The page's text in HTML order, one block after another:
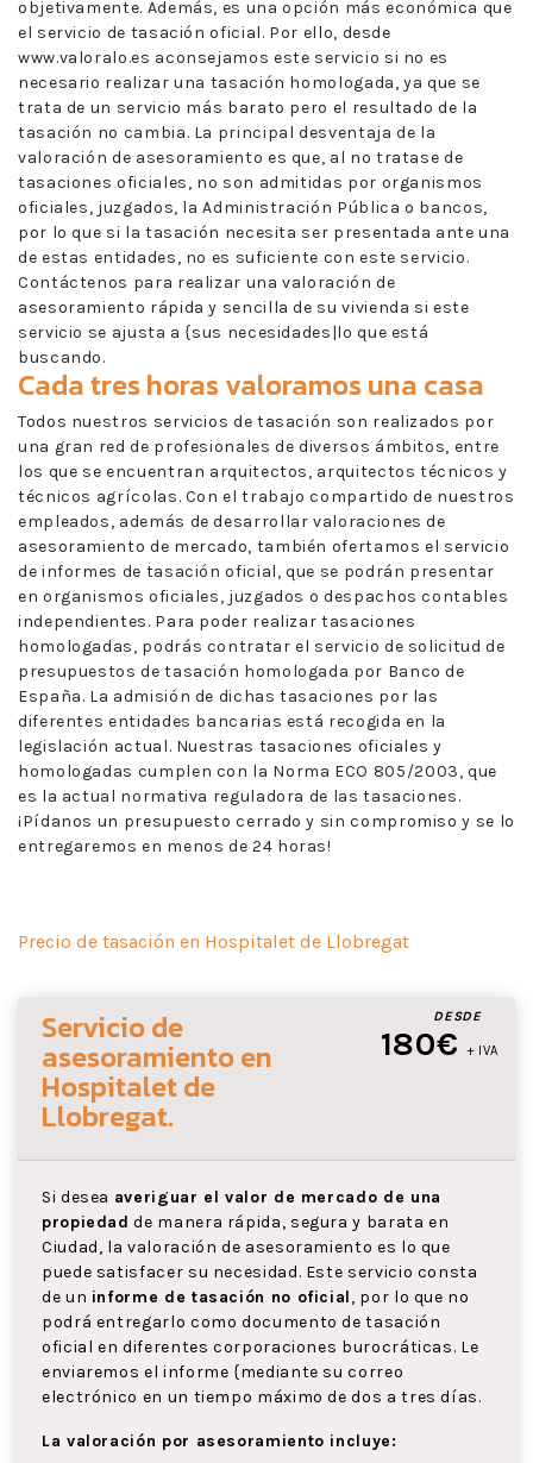
objetivamente. Además, es una opción más económica que
el servicio de tasación oficial. Por ello, desde
www.valoralo.es aconsejamos este servicio si no es
necesario realizar una tasación homologada, ya que se
trata de un servicio más barato pero el resultado de la
tasación no cambia. La principal desventaja de la
valoración de asesoramiento es que, al no tratase de
tasaciones oficiales, no son admitidas por organismos
oficiales, juzgados, la Administración Pública o bancos,
por lo que si la tasación necesita ser presentada ante una
de estas entidades, no es suficiente con este servicio.
Contáctenos para realizar una valoración de
asesoramiento rápida y sencilla de su vivienda si este
servicio se ajusta a {sus necesidades|lo que está
buscando.
Cada tres horas valoramos una casa
Todos nuestros servicios de tasación son realizados por
una gran red de profesionales de diversos ámbitos, entre
los que se encuentran arquitectos, arquitectos técnicos y
técnicos agrícolas. Con el trabajo compartido de nuestros
empleados, además de desarrollar valoraciones de
asesoramiento de mercado, también ofertamos el servicio
de informes de tasación oficial, que se podrán presentar
en organismos oficiales, juzgados o despachos contables
independientes. Para poder realizar tasaciones
homologadas, podrás contratar el servicio de solicitud de
presupuestos de tasación homologada por Banco de
España. La admisión de dichas tasaciones por las
diferentes entidades bancarias está recogida en la
legislación actual. Nuestras tasaciones oficiales y
homologadas cumplen con la Norma ECO 805/2003, que
es la actual normativa reguladora de las tasaciones.
¡Pídanos un presupuesto cerrado y sin compromiso y se lo
entregaremos en menos de 24 horas!
Precio de tasación en Hospitalet de Llobregat
DESDE
180€ + IVA
Servicio de
asesoramientoen
Hospitalet de
Llobregat.
Si desea averiguar el valor de mercado de una
propiedad de manera rápida, segura y barata en
Ciudad, la valoración de asesoramiento es lo que
puede satisfacer su necesidad. Este servicio consta
de un informe de tasación no oficial, por lo que no
podrá entregarlo como documento de tasación
oficial en diferentes corporaciones burocráticas. Le
enviaremos el informe {mediante su correo
electrónico en un tiempo máximo de dos a tres días.
La valoración por asesoramiento incluye: